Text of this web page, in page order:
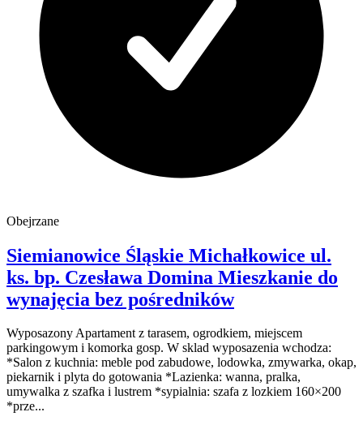
Obejrzane
Siemianowice Śląskie Michałkowice ul.
ks. bp. Czesława Domina Mieszkanie do
wynajęcia bez pośredników
Wyposazony Apartament z tarasem, ogrodkiem, miejscem
parkingowym i komorka gosp. W sklad wyposazenia wchodza:
*Salon z kuchnia: meble pod zabudowe, lodowka, zmywarka, okap,
piekarnik i plyta do gotowania *Lazienka: wanna, pralka,
umywalka z szafka i lustrem *sypialnia: szafa z lozkiem 160×200
*prze...